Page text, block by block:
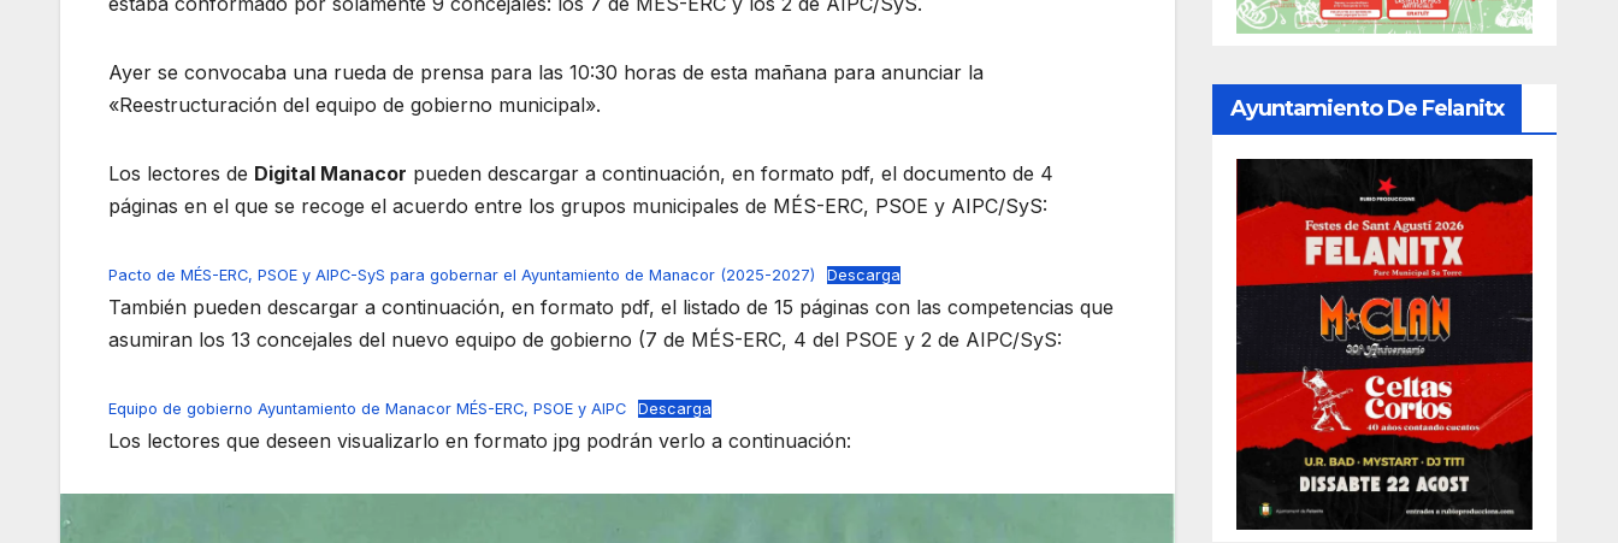
Ayer se convocaba una rueda de prensa para las 10:30 horas de esta mañana para anunciar la
«Reestructuración del equipo de gobierno municipal».
Los lectores de Digital Manacor pueden descargar a continuación, en formato pdf, el documento de 4
páginas en el que se recoge el acuerdo entre los grupos municipales de MÉS-ERC, PSOE y AIPC/SyS:
Pacto de MÉS-ERC, PSOE y AIPC-SyS para gobernar el Ayuntamiento de Manacor (2025-2027) Descarga
También pueden descargar a continuación, en formato pdf, el listado de 15 páginas con las competencias que
asumiran los 13 concejales del nuevo equipo de gobierno (7 de MÉS-ERC, 4 del PSOE y 2 de AIPC/SyS:
Equipo de gobierno Ayuntamiento de Manacor MÉS-ERC, PSOE y AIPC Descarga
Los lectores que deseen visualizarlo en formato jpg podrán verlo a continuación:
Ayuntamiento De Felanitx